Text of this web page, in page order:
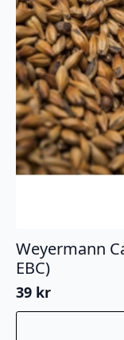
Weyermann
EBC)
39 kr